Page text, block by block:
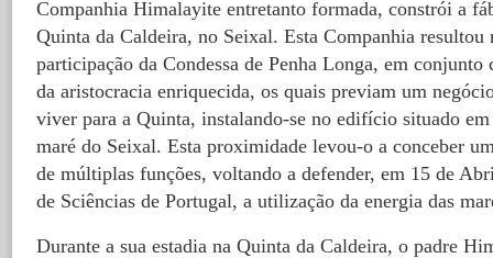
Companhia Himalayite entretanto formada, constrói a
Quinta da Caldeira, no Seixal. Esta Companhia resultou
participação da Condessa de Penha Longa, em
da aristocracia enriquecida, os quais previam um
viver para a Quinta, instalando-se no edifício situado
maré do Seixal. Esta proximidade levou-o a conceber
de múltiplas funções, voltando a defender, em 15 de
de Sciências de Portugal, a utilização da energia das
Durante a sua estadia na Quinta da Caldeira, o padre